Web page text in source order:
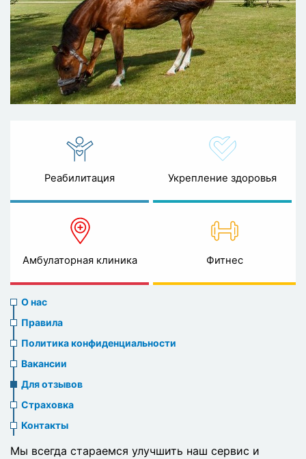
Реабилитация Укрепление здоровья
Амбулаторная клиника Фитнес
About
us
header
menu
О нас
Правила
Политика конфиденциальности
Вакансии
Для отзывов
Страховка
Контакты
Мы всегда стараемся улучшить наш сервис и